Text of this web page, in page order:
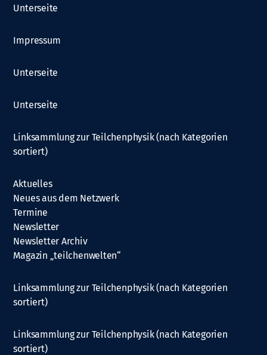
Unterseite
Impressum
Unterseite
Unterseite
Linksammlung zur Teilchenphysik (nach Kategorien
sortiert)
Aktuelles
Neues aus dem Netzwerk
Termine
Newsletter
Newsletter Archiv
Magazin „teilchenwelten“
Linksammlung zur Teilchenphysik (nach Kategorien
sortiert)
Linksammlung zur Teilchenphysik (nach Kategorien
sortiert)